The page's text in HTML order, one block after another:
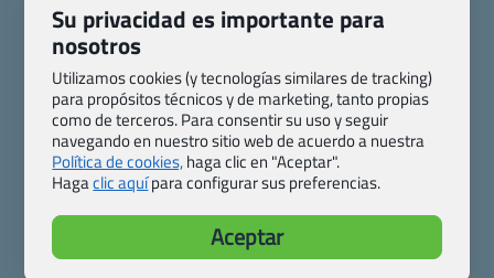
Quienes somos
Contacto
Pasaporte, Visado, Salud y otras disposiciones específicas
Blog de Viajes.com
Registro de agencias
Preguntas frecuentes
Condiciones generales
Política de privacidad y cookies
Todas las páginas – sitemap
Su privacidad es importante para
nosotros
Utilizamos cookies (y tecnologías similares de tracking)
para propósitos técnicos y de marketing, tanto propias
como de terceros. Para consentir su uso y seguir
navegando en nuestro sitio web de acuerdo a nuestra
Política de cookies,haga clic en "Aceptar".
Hagaclic aquípara configurar sus preferencias.
Aceptar